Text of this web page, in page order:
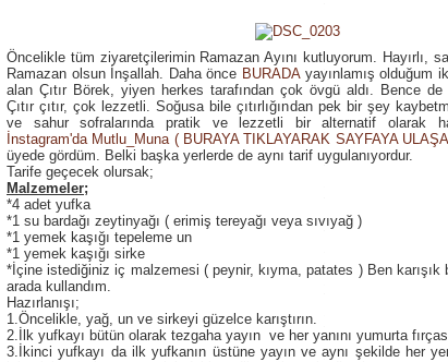
Öncelikle tüm ziyaretçilerimin Ramazan Ayını kutluyorum. Hayırlı,
Ramazan olsun İnşallah. Daha önce BURADAyayınlamış olduğum
alan Çıtır Börek, yiyen herkes tarafından çok övgü aldı. Bence
Çıtır çıtır, çok lezzetli. Soğusa bile çıtırlığından pek bir şey
ve sahur sofralarında pratik ve lezzetli bir alternatif olarak
İnstagram'da Mutlu_Muna ( BURAYA TIKLAYARAK SAYFAYA
üyede gördüm. Belki başka yerlerde de aynı tarif uygulanıyordur.
Tarife geçecek olursak;
Malzemeler;
*4 adet yufka
*1 su bardağı zeytinyağı ( erimiş tereyağı veya sıvıyağ )
*1 yemek kaşığı tepeleme un
*1 yemek kaşığı sirke
*İçine istediğiniz iç malzemesi ( peynir, kıyma, patates ) Ben
arada kullandım.
Hazırlanışı;
1.Öncelikle, yağ, un ve sirkeyi güzelce karıştırın.
2.İlk yufkayı bütün olarak tezgaha yayın ve her yanını yumurta
3.İkinci yufkayı da ilk yufkanın üstüne yayın ve aynı şekilde her